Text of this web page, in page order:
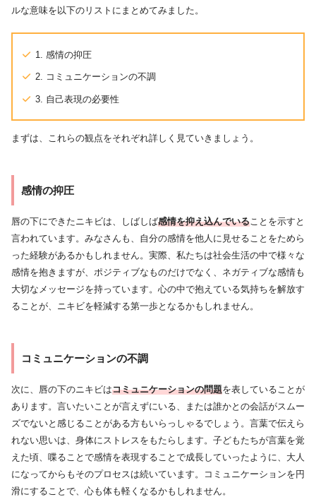
ルな意味を以下のリストにまとめてみました。
1. 感情の抑圧
2. コミュニケーションの不調
3. 自己表現の必要性
まずは、これらの観点をそれぞれ詳しく見ていきましょう。
感情の抑圧
唇の下にできたニキビは、しばしば感情を抑え込んでいる ことを示すと
言われています。みなさんも、自分の感情を他人に見せることをためら
った経験があるかもしれません。実際、私たちは社会生活の中で様々な
感情を抱きますが、ポジティブなものだけでなく、ネガティブな感情も
大切なメッセージを持っています。心の中で抱えている気持ちを解放す
ることが、ニキビを軽減する第一歩となるかもしれません。
コミュニケーションの不調
次に、唇の下のニキビはコミュニケーションの問題を表していることが
あります。言いたいことが言えずにいる、または誰かとの会話がスムー
ズでないと感じることがある方もいらっしゃるでしょう。言葉で伝えら
れない思いは、身体にストレスをもたらします。子どもたちが言葉を覚
えた頃、喋ることで感情を表現することで成長していったように、大人
になってからもそのプロセスは続いています。コミュニケーションを円
滑にすることで、心も体も軽くなるかもしれません。